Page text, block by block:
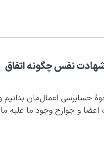
نفس چگونه اتفاق
حسابرسی اعمال‌مان بدانیم
اعضا و جوارح وجود ما علیه ما